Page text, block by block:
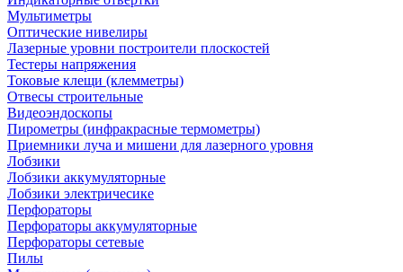
Мультиметры
Оптические нивелиры
Лазерные уровни построители плоскостей
Тестеры напряжения
Токовые клещи (клемметры)
Отвесы строительные
Видеоэндоскопы
Пирометры (инфракрасные термометры)
Приемники луча и мишени для лазерного уровня
Лобзики
Лобзики аккумуляторные
Лобзики электричесике
Перфораторы
Перфораторы аккумуляторные
Перфораторы сетевые
Пилы